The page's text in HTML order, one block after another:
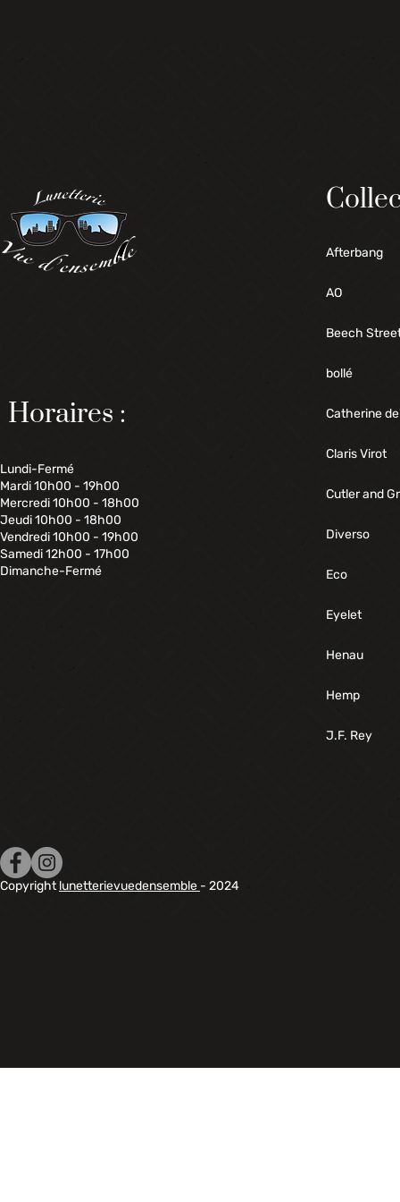
Horaires :
Lundi-Fermé
Mardi 10h00 - 19h00
Mercredi 10h00 - 18h00
Jeudi 10h00 - 18h00
Vendredi 10h00 - 19h00
Samedi 12h00 - 17h00
Dimanche-Fermé
Afterbang
AO
Beech
bollé
Catherine
Claris Virot
Cutler and
Diverso
Eco
Eyelet
Henau
Hemp
J.F. Rey
Copyrightlunetterievuedensemble - 2024